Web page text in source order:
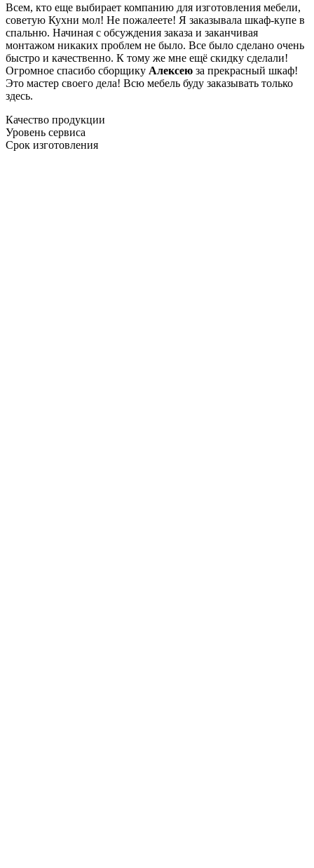
Всем, кто еще выбирает компанию для изготовления мебели,
советую Кухни мол! Не пожалеете! Я заказывала шкаф-купе в
спальню. Начиная с обсуждения заказа и заканчивая
монтажом никаких проблем не было. Все было сделано очень
быстро и качественно. К тому же мне ещё скидку сделали!
Огромное спасибо сборщику Алексею за прекрасный шкаф!
Это мастер своего дела! Всю мебель буду заказывать только
здесь.
Качество продукции
Уровень сервиса
Срок изготовления